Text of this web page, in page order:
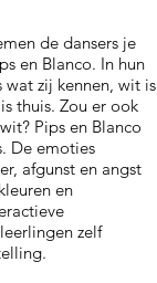
de dansers je
en Blanco. In hun
zij kennen, wit is
thuis. Zou er ook
Pips en Blanco
De emoties
afgunst en angst
en
zelf